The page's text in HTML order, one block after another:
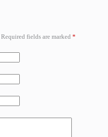
Required fields are marked *